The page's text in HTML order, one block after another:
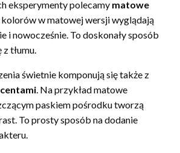
eksperymenty polecamy matowe
kolorów w matowej wersji wyglądają
i nowocześnie. To doskonały sposób
tłumu.
świetnie komponują się także z
. Na przykład matowe
paskiem pośrodku tworzą
To prosty sposób na dodanie